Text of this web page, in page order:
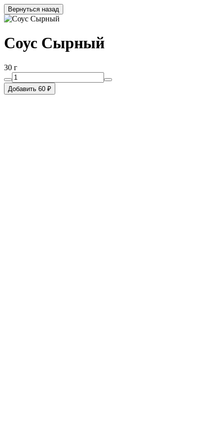
Вернуться назад
Соус Сырный
30 г
Добавить 60 ₽